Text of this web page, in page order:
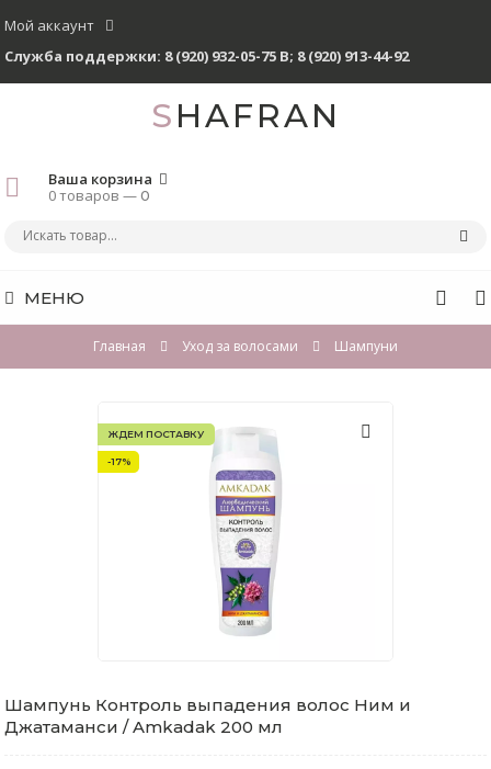
Мой аккаунт
Служба поддержки: 8 (920) 932-05-75 В; 8 (920) 913-44-92
SHAFRAN
Ваша корзина
0 товаров —0
МЕНЮ
Главная Уход за волосами Шампуни
ЖДЕМ ПОСТАВКУ
-17%
Шампунь Контроль выпадения волос Ним и
Джатаманси / Amkadak 200 мл